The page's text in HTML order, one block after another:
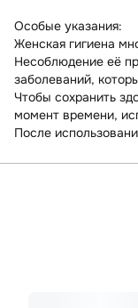
Особые указания:
Женская гигиена
Несоблюдение её
заболеваний,
Чтобы сохранить
момент времени,
После